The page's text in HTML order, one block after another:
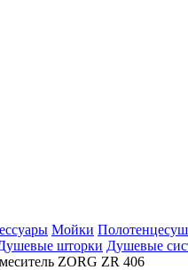
Мойки
шторки Душевые
ZORG ZR 406